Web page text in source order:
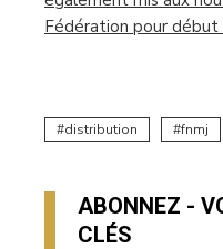
Fédération pour début
distribution fnmj
ABONNEZ -
CLÉS